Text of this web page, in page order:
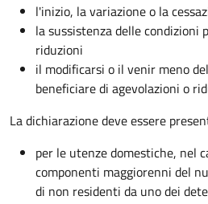
l'inizio, la variazione o la
la sussistenza delle condizioni
riduzioni
il modificarsi o il venir meno
beneficiare di agevolazioni o
La dichiarazione deve essere
per le utenze domestiche, nel
componenti maggiorenni del
di non residenti da uno dei